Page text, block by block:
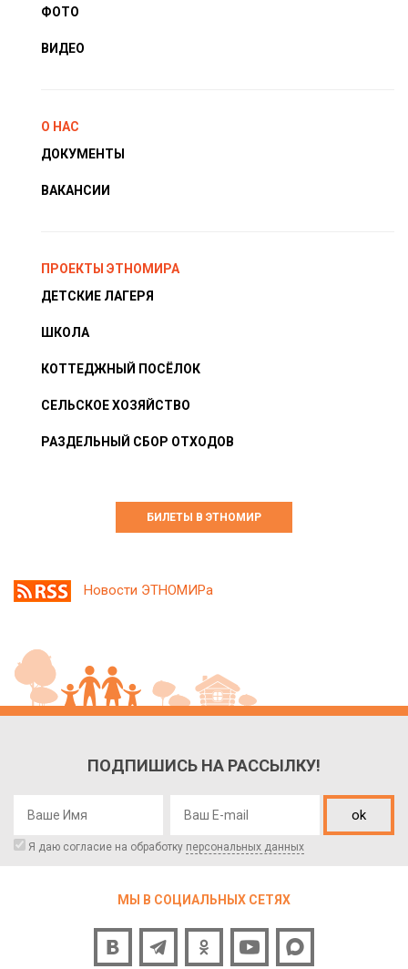
ФОТО
ВИДЕО
О НАС
ДОКУМЕНТЫ
ВАКАНСИИ
ПРОЕКТЫ ЭТНОМИРА
ДЕТСКИЕ ЛАГЕРЯ
ШКОЛА
КОТТЕДЖНЫЙ ПОСЁЛОК
СЕЛЬСКОЕ ХОЗЯЙСТВО
РАЗДЕЛЬНЫЙ СБОР ОТХОДОВ
БИЛЕТЫ В ЭТНОМИР
Новости ЭТНОМИРа
ПОДПИШИСЬ НА РАССЫЛКУ!
ok
Я даю согласие на обработку персональных данных
МЫ В СОЦИАЛЬНЫХ СЕТЯХ